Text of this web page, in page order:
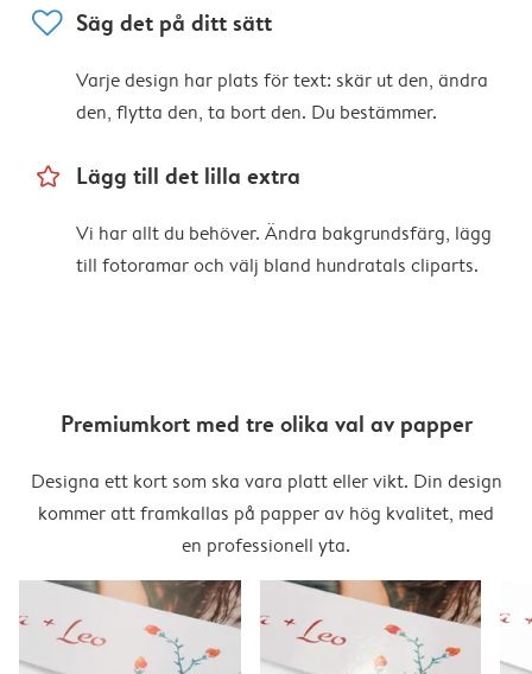
heart Säg det på ditt sätt
Varje design har plats för text: skär ut den, ändra
den, flytta den, ta bort den. Du bestämmer.
star_outline Lägg till det lilla extra
Vi har allt du behöver. Ändra bakgrundsfärg, lägg
till fotoramar och välj bland hundratals cliparts.
Premiumkort med tre olika val av papper
Designa ett kort som ska vara platt eller vikt. Din design
kommer att framkallas på papper av hög kvalitet, med
en professionell yta.